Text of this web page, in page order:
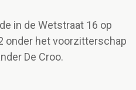
in de Wetstraat 16 op
onder het voorzitterschap
De Croo.